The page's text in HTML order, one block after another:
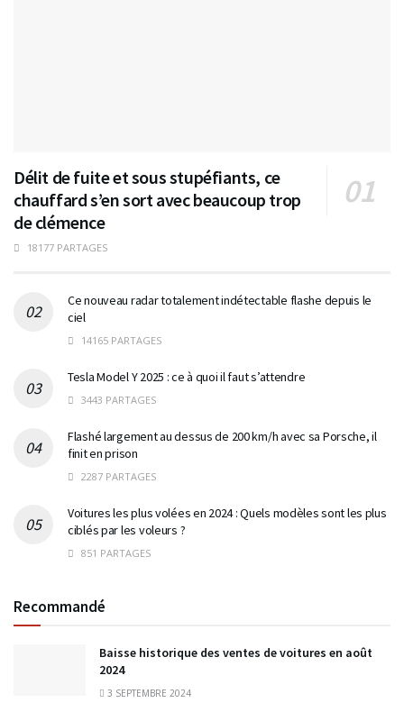
Délit de fuite et sous stupéfiants, ce
chauffard s’en sort avec beaucoup trop
de clémence
18177 PARTAGES
Ce nouveau radar totalement indétectable flashe depuis le
ciel
14165 PARTAGES
Tesla Model Y 2025 : ce à quoi il faut s’attendre
3443 PARTAGES
Flashé largement au dessus de 200 km/h avec sa Porsche, il
finit en prison
2287 PARTAGES
Voitures les plus volées en 2024 : Quels modèles sont les plus
ciblés par les voleurs ?
851 PARTAGES
Recommandé
Baisse historique des ventes de voitures en août
2024
3 SEPTEMBRE 2024